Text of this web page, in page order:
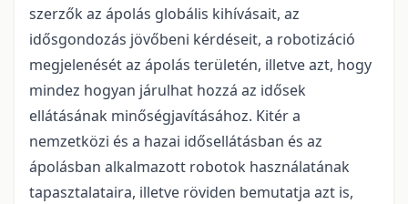
szerzők az ápolás globális kihívásait, az
idősgondozás jövőbeni kérdéseit, a robotizáció
megjelenését az ápolás területén, illetve azt, hogy
mindez hogyan járulhat hozzá az idősek
ellátásának minőségjavításához. Kitér a
nemzetközi és a hazai idősellátásban és az
ápolásban alkalmazott robotok használatának
tapasztalataira, illetve röviden bemutatja azt is,